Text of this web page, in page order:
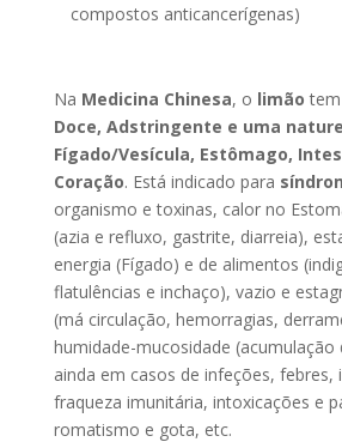
compostos anticancerígenas)
Na Medicina Chinesa, o limão
Doce, Adstringente e uma
Fígado/Vesícula, Estômago,
Coração. Está indicado para
organismo e toxinas, calor no
(azia e refluxo, gastrite, diarreia),
energia (Fígado) e de alimentos
flatulências e inchaço), vazio e
(má circulação, hemorragias,
humidade-mucosidade (acumulação
ainda em casos de infeções, febres,
fraqueza imunitária, intoxicações e
romatismo e gota, etc.